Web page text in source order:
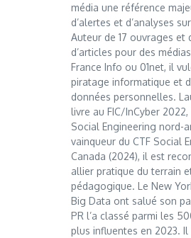
média une référence
d’alertes et d’analyses
Auteur de 17 ouvrages et
d’articles pour des
France Info ou 01net, il
piratage informatique et
données personnelles.
livre au FIC/InCyber
Social Engineering nord-
vainqueur du CTF Social
Canada (2024), il est
allier pratique du terrain
pédagogique. Le New
Big Data ont salué son
PR l’a classé parmi les
plus influentes en 2023. Il